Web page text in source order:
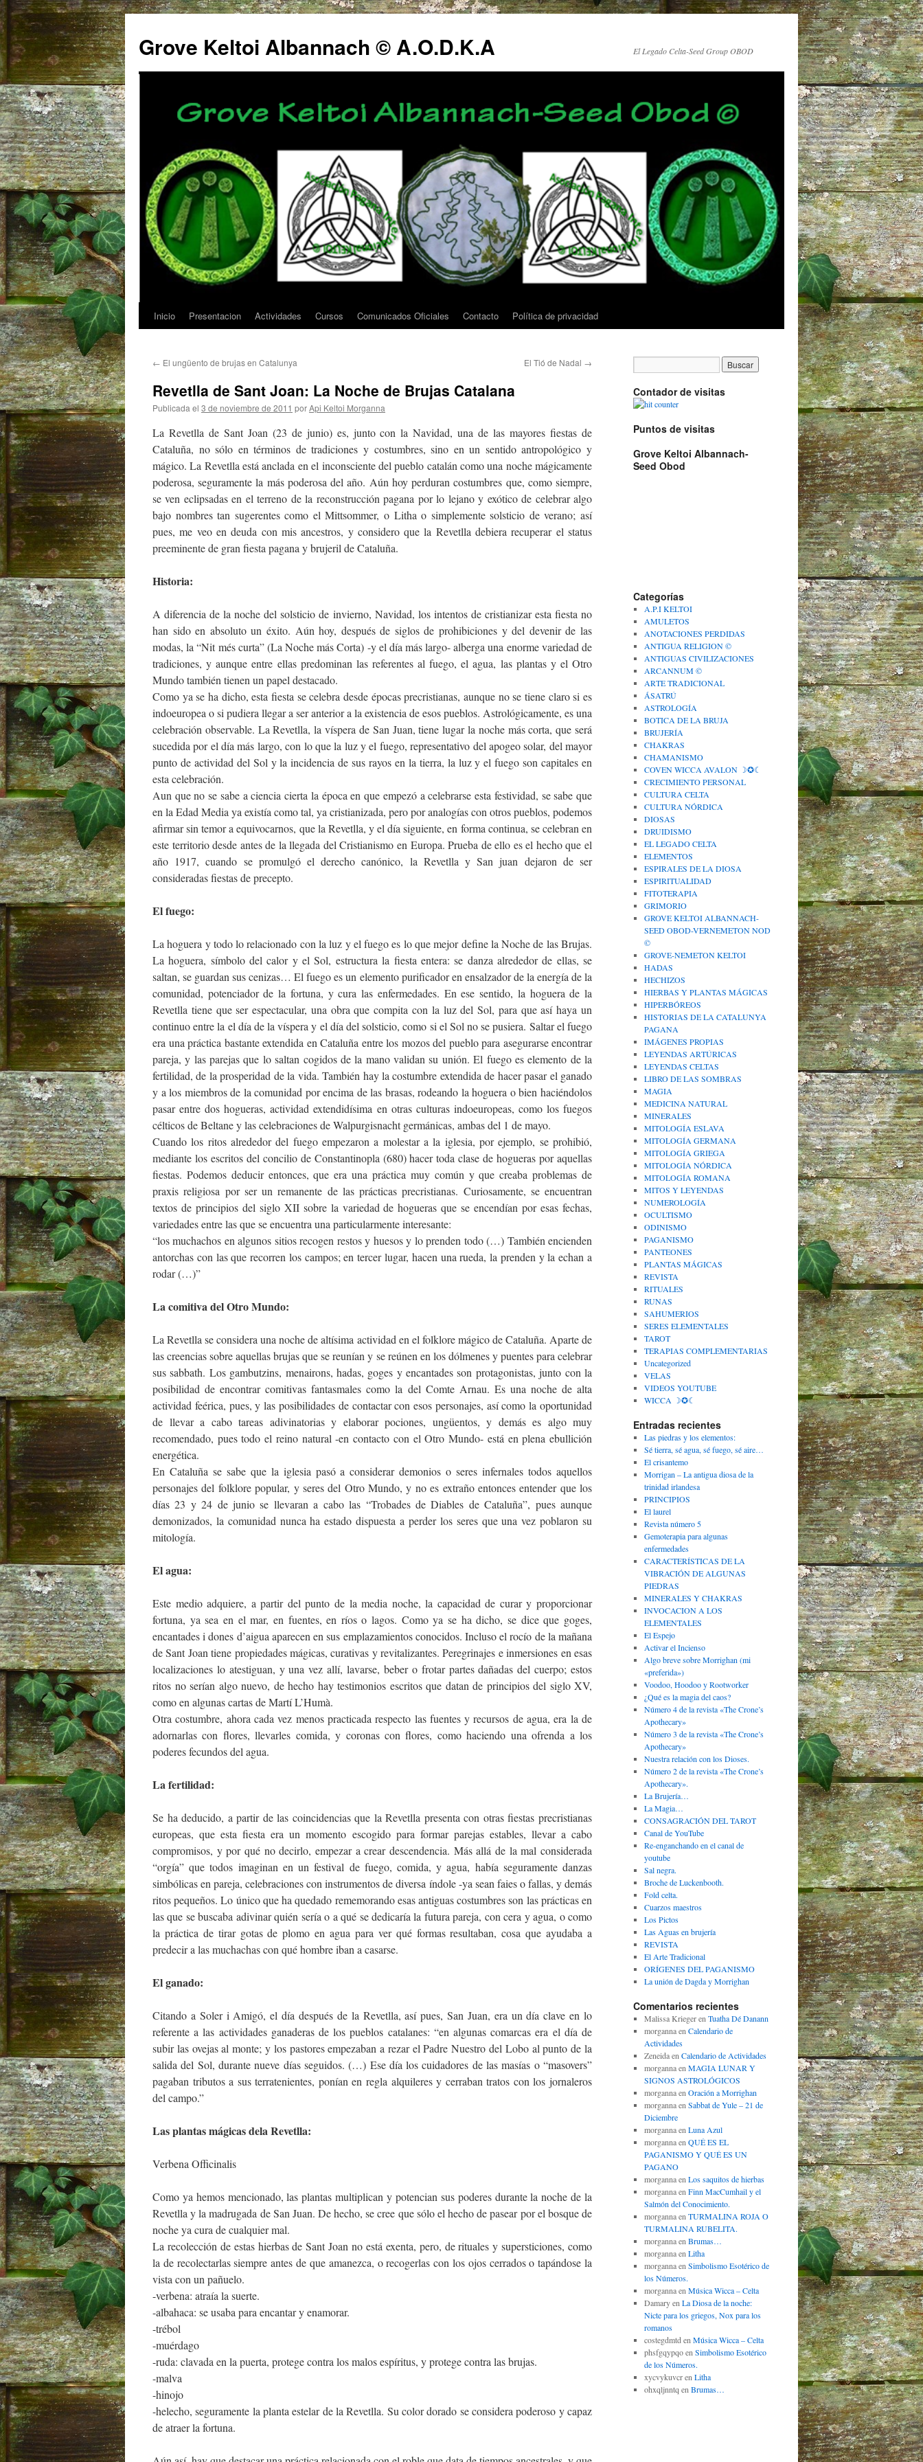
Grove Keltoi Albannach © A.O.D.K.A El Legado Celta-Seed Group OBOD
Saltar
contenido
Inicio Presentacion Actividades Cursos Comunicados Oficiales Contacto Política de privacidad
← El ungüento de brujas en Catalunya El Tió de Nadal →
Revetlla de Sant Joan: La Noche de Brujas Catalana
Publicada el 3 de noviembre de 2011 porApi Keltoi Morganna
La Revetlla de Sant Joan (23 de junio) es, junto con la Navidad, una de las mayores fiestas de
Cataluña, no sólo en términos de tradiciones y costumbres, sino en un sentido antropológico y
mágico. La Revetlla está anclada en el inconsciente del pueblo catalán como una noche mágicamente
poderosa, seguramente la más poderosa del año. Aún hoy perduran costumbres que, como siempre,
se ven eclipsadas en el terreno de la reconstrucción pagana por lo lejano y exótico de celebrar algo
bajo nombres tan sugerentes como el Mittsommer, o Litha o simplemente solsticio de verano; así
pues, me veo en deuda con mis ancestros, y considero que la Revetlla debiera recuperar el status
preeminente de gran fiesta pagana y brujeril de Cataluña.
Historia:
A diferencia de la noche del solsticio de invierno, Navidad, los intentos de cristianizar esta fiesta no
han sido en absoluto un éxito. Aún hoy, después de siglos de prohibiciones y del devenir de las
modas, la “Nit més curta” (La Noche más Corta) -y el día más largo- alberga una enorme variedad de
tradiciones, y aunque entre ellas predominan las referentes al fuego, el agua, las plantas y el Otro
Mundo también tienen un papel destacado.
Como ya se ha dicho, esta fiesta se celebra desde épocas precristianas, aunque no se tiene claro si es
indoeuropea o si pudiera llegar a ser anterior a la existencia de esos pueblos. Astrológicamente, es una
celebración observable. La Revetlla, la víspera de San Juan, tiene lugar la noche más corta, que será
sucedida por el día más largo, con lo que la luz y el fuego, representativo del apogeo solar, del mayor
punto de actividad del Sol y la incidencia de sus rayos en la tierra, la luz y el fuego son capitales en
esta celebración.
Aun que no se sabe a ciencia cierta la época en que empezó a celebrarse esta festividad, se sabe que
en la Edad Media ya existía como tal, ya cristianizada, pero por analogías con otros pueblos, podemos
afirmar sin temor a equivocarnos, que la Revetlla, y el día siguiente, en forma continua, se celebran en
este territorio desde antes de la llegada del Cristianismo en Europa. Prueba de ello es el hecho que el
año 1917, cuando se promulgó el derecho canónico, la Revetlla y San juan dejaron de ser
consideradas fiestas de precepto.
El fuego:
La hoguera y todo lo relacionado con la luz y el fuego es lo que mejor define la Noche de las Brujas.
La hoguera, símbolo del calor y el Sol, estructura la fiesta entera: se danza alrededor de ellas, se
saltan, se guardan sus cenizas… El fuego es un elemento purificador en ensalzador de la energía de la
comunidad, potenciador de la fortuna, y cura las enfermedades. En ese sentido, la hoguera de la
Revetlla tiene que ser espectacular, una obra que compita con la luz del Sol, para que así haya un
continuo entre la el día de la víspera y el día del solsticio, como si el Sol no se pusiera. Saltar el fuego
era una práctica bastante extendida en Cataluña entre los mozos del pueblo para asegurarse encontrar
pareja, y las parejas que lo saltan cogidos de la mano validan su unión. El fuego es elemento de la
fertilidad, de la prosperidad de la vida. También hay la costumbre extendida de hacer pasar el ganado
y a los miembros de la comunidad por encima de las brasas, rodeando la hoguera o bien haciéndolos
pasar entre dos hogueras, actividad extendidísima en otras culturas indoeuropeas, como los fuegos
célticos de Beltane y las celebraciones de Walpurgisnacht germánicas, ambas del 1 de mayo.
Cuando los ritos alrededor del fuego empezaron a molestar a la iglesia, por ejemplo, se prohibió,
mediante los escritos del concilio de Constantinopla (680) hacer toda clase de hogueras por aquellas
fiestas. Podemos deducir entonces, que era una práctica muy común y que creaba problemas de
praxis religiosa por ser un remanente de las prácticas precristianas. Curiosamente, se encuentran
textos de principios del siglo XII sobre la variedad de hogueras que se encendían por esas fechas,
variedades entre las que se encuentra una particularmente interesante:
“los muchachos en algunos sitios recogen restos y huesos y lo prenden todo (…) También encienden
antorchas con las que recorren los campos; en tercer lugar, hacen una rueda, la prenden y la echan a
rodar (…)”
La comitiva del Otro Mundo:
La Revetlla se considera una noche de altísima actividad en el folklore mágico de Cataluña. Aparte de
las creencias sobre aquellas brujas que se reunían y se reúnen en los dólmenes y puentes para celebrar
sus sabbath. Los gambutzins, menairons, hadas, goges y encantades son protagonistas, junto con la
posibilidad de encontrar comitivas fantasmales como la del Comte Arnau. Es una noche de alta
actividad feérica, pues, y las posibilidades de contactar con esos personajes, así como la oportunidad
de llevar a cabo tareas adivinatorias y elaborar pociones, ungüentos, y demás es algo muy
recomendado, pues todo el reino natural -en contacto con el Otro Mundo- está en plena ebullición
energética.
En Cataluña se sabe que la iglesia pasó a considerar demonios o seres infernales todos aquellos
personajes del folklore popular, y seres del Otro Mundo, y no es extraño entonces entender que los
días 23 y 24 de junio se llevaran a cabo las “Trobades de Diables de Cataluña”, pues aunque
demonizados, la comunidad nunca ha estado dispuesta a perder los seres que una vez poblaron su
mitología.
El agua:
Este medio adquiere, a partir del punto de la media noche, la capacidad de curar y proporcionar
fortuna, ya sea en el mar, en fuentes, en ríos o lagos. Como ya se ha dicho, se dice que goges,
encantades i dones d’aigua aparecen en sus emplazamientos conocidos. Incluso el rocío de la mañana
de Sant Joan tiene propiedades mágicas, curativas y revitalizantes. Peregrinajes e inmersiones en esas
localizaciones lo atestiguan, y una vez allí, lavarse, beber o frotar partes dañadas del cuerpo; estos
ritos no serían algo nuevo, de hecho hay testimonios escritos que datan de principios del siglo XV,
como en algunas cartas de Martí L’Humà.
Otra costumbre, ahora cada vez menos practicada respecto las fuentes y recursos de agua, era la de
adornarlas con flores, llevarles comida, y coronas con flores, como haciendo una ofrenda a los
poderes fecundos del agua.
La fertilidad:
Se ha deducido, a partir de las coincidencias que la Revetlla presenta con otras fiestas precristianas
europeas, que esta fiesta era un momento escogido para formar parejas estables, llevar a cabo
compromisos, y por qué no decirlo, empezar a crear descendencia. Más allá de la mal considerada
“orgía” que todos imaginan en un festival de fuego, comida, y agua, había seguramente danzas
simbólicas en pareja, celebraciones con instrumentos de diversa índole -ya sean faies o fallas, y demás
ritos pequeños. Lo único que ha quedado rememorando esas antiguas costumbres son las prácticas en
las que se buscaba adivinar quién sería o a qué se dedicaría la futura pareja, con cera y agua, o como
la práctica de tirar gotas de plomo en agua para ver qué formas resultaban, cosa que ayudaba a
predecir a las muchachas con qué hombre iban a casarse.
El ganado:
Citando a Soler i Amigó, el día después de la Revetlla, así pues, San Juan, era un día clave en lo
referente a las actividades ganaderas de los pueblos catalanes: “en algunas comarcas era el día de
subir las ovejas al monte; y los pastores empezaban a rezar el Padre Nuestro del Lobo al punto de la
salida del Sol, durante nueve días seguidos. (…) Ese día los cuidadores de las masías o “masovers”
pagaban tributos a sus terratenientes, ponían en regla alquileres y cerraban tratos con los jornaleros
del campo.”
Las plantas mágicas dela Revetlla:
Verbena Officinalis
Como ya hemos mencionado, las plantas multiplican y potencian sus poderes durante la noche de la
Revetlla y la madrugada de San Juan. De hecho, se cree que sólo el hecho de pasear por el bosque de
noche ya cura de cualquier mal.
La recolección de estas hierbas de Sant Joan no está exenta, pero, de rituales y supersticiones, como
la de recolectarlas siempre antes de que amanezca, o recogerlas con los ojos cerrados o tapándose la
vista con un pañuelo.
-verbena: atraía la suerte.
-albahaca: se usaba para encantar y enamorar.
-trébol
-muérdago
-ruda: clavada en la puerta, protege contra los malos espíritus, y protege contra las brujas.
-malva
-hinojo
-helecho, seguramente la planta estelar de la Revetlla. Su color dorado se considera poderoso y capaz
de atraer la fortuna.
Contador de visitas
Puntos de visitas
Grove Keltoi Albannach-
Seed Obod
Categorías
A.P.I KELTOI
AMULETOS
ANOTACIONES PERDIDAS
ANTIGUA RELIGION ©
ANTIGUAS CIVILIZACIONES
ARCANNUM ©
ARTE TRADICIONAL
ÁSATRÚ
ASTROLOGÍA
BOTICA DE LA BRUJA
BRUJERÍA
CHAKRAS
CHAMANISMO
COVEN WICCA AVALON ☽✪☾
CRECIMIENTO PERSONAL
CULTURA CELTA
CULTURA NÓRDICA
DIOSAS
DRUIDISMO
EL LEGADO CELTA
ELEMENTOS
ESPIRALES DE LA DIOSA
ESPIRITUALIDAD
FITOTERAPIA
GRIMORIO
GROVE KELTOI ALBANNACH-
SEED OBOD-VERNEMETON NOD
©
GROVE-NEMETON KELTOI
HADAS
HECHIZOS
HIERBAS Y PLANTAS MÁGICAS
HIPERBÓREOS
HISTORIAS DE LA CATALUNYA
PAGANA
IMÁGENES PROPIAS
LEYENDAS ARTÚRICAS
LEYENDAS CELTAS
LIBRO DE LAS SOMBRAS
MAGIA
MEDICINA NATURAL
MINERALES
MITOLOGÍA ESLAVA
MITOLOGÍA GERMANA
MITOLOGÍA GRIEGA
MITOLOGÍA NÓRDICA
MITOLOGÍA ROMANA
MITOS Y LEYENDAS
NUMEROLOGÍA
OCULTISMO
ODINISMO
PAGANISMO
PANTEONES
PLANTAS MÁGICAS
REVISTA
RITUALES
RUNAS
SAHUMERIOS
SERES ELEMENTALES
TAROT
TERAPIAS COMPLEMENTARIAS
Uncategorized
VELAS
VIDEOS YOUTUBE
WICCA ☽✪☾
Entradas recientes
Las piedras y los elementos:
Sé tierra, sé agua, sé fuego, sé aire…
El crisantemo
Morrigan – La antigua diosa de la
trinidad irlandesa
PRINCIPIOS
El laurel
Revista número 5
Gemoterapia para algunas
enfermedades
CARACTERÍSTICAS DE LA
VIBRACIÓN DE ALGUNAS
PIEDRAS
MINERALES Y CHAKRAS
INVOCACION A LOS
ELEMENTALES
El Espejo
Activar el Incienso
Algo breve sobre Morrighan (mi
«preferida»)
Voodoo, Hoodoo y Rootworker
¿Qué es la magia del caos?
Número 4 de la revista «The Crone’s
Apothecary»
Número 3 de la revista «The Crone’s
Apothecary»
Nuestra relación con los Dioses.
Número 2 de la revista «The Crone’s
Apothecary».
La Brujería…
La Magia…
CONSAGRACIÓN DEL TAROT
Canal de YouTube
Re-enganchando en el canal de
youtube
Sal negra.
Broche de Luckenbooth.
Fold celta.
Cuarzos maestros
Los Pictos
Las Aguas en brujería
REVISTA
El Arte Tradicional
ORÍGENES DEL PAGANISMO
La unión de Dagda y Morrighan
Comentarios recientes
Malissa Kriegeren Tuatha Dé Danann
morgannaen Calendario de
Actividades
Zeneidaen Calendario de Actividades
morgannaen MAGIA LUNAR Y
SIGNOS ASTROLÓGICOS
morgannaen Oración a Morrighan
morgannaen Sabbat de Yule – 21 de
Diciembre
morgannaen Luna Azul
morgannaen QUÉ ES EL
PAGANISMO Y QUÉ ES UN
PAGANO
morgannaen Los saquitos de hierbas
morgannaen Finn MacCumhail y el
Salmón del Conocimiento.
morgannaen TURMALINA ROJA O
TURMALINA RUBELITA.
morgannaen Brumas…
morgannaen Litha
morgannaen Simbolismo Esotérico de
los Números.
morgannaen Música Wicca – Celta
Damaryen La Diosa de la noche:
Nicte para los griegos, Nox para los
romanos
costegdmtd en Música Wicca – Celta
phsfgqypqoen Simbolismo Esotérico
de los Números.
xycvykuvcren Litha
ohxqljnntq en Brumas…